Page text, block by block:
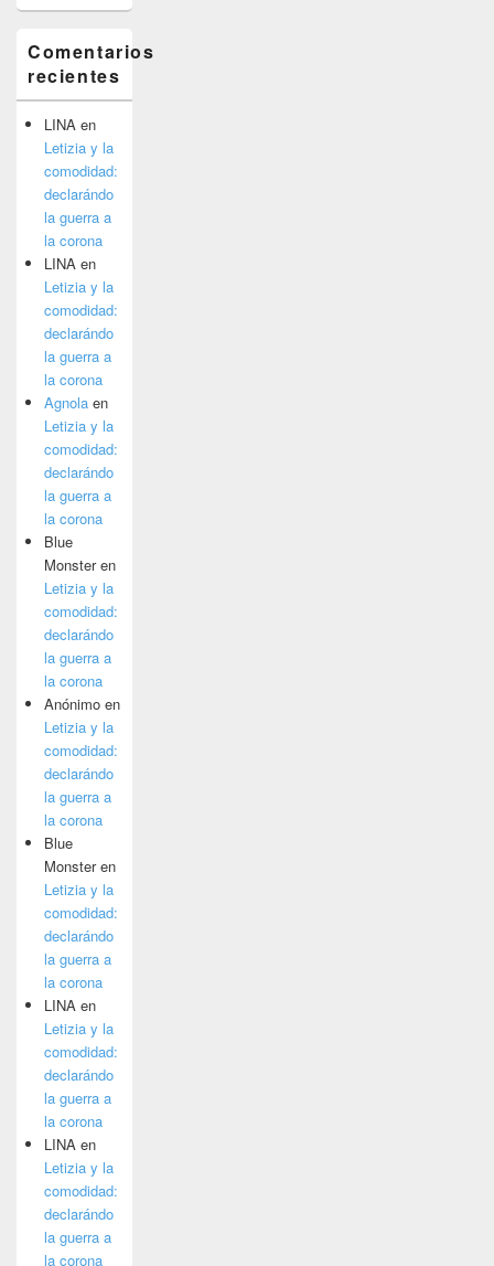
Comentarios
recientes
LINA en
Letizia y la
comodidad:
declarándo
la guerra a
la corona
LINA en
Letizia y la
comodidad:
declarándo
la guerra a
la corona
Agnola en
Letizia y la
comodidad:
declarándo
la guerra a
la corona
Blue
Monsteren
Letizia y la
comodidad:
declarándo
la guerra a
la corona
Anónimo en
Letizia y la
comodidad:
declarándo
la guerra a
la corona
Blue
Monsteren
Letizia y la
comodidad:
declarándo
la guerra a
la corona
LINA en
Letizia y la
comodidad:
declarándo
la guerra a
la corona
LINA en
Letizia y la
comodidad:
declarándo
la guerra a
la corona